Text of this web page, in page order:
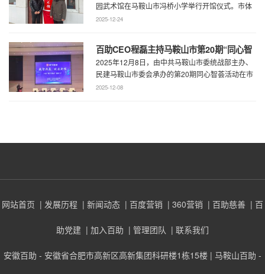
园武术馆在马鞍山市冯桥小学举行开馆仪式。市体
育局王鹏处长、花山区教育局华俊局长、 ...
2025-12-24
百助CEO程磊主持马鞍山市第20期“同心智
荟” 共谋数字马鞍山超级门户建设新蓝图
2025年12月8日，由中共马鞍山市委统战部主办、
民建马鞍山市委会承办的第20期同心智荟活动在市
会议中心隆重举行。本期活动聚焦数智共 ...
2025-12-08
网站首页 | 发展历程 | 新闻动态 | 百度营销 | 360营销 | 百助慈善 | 百
助党建 | 加入百助 | 管理团队 | 联系我们
安徽百助 - 安徽省合肥市高新区高新集团科研楼1栋15楼 | 马鞍山百助 -